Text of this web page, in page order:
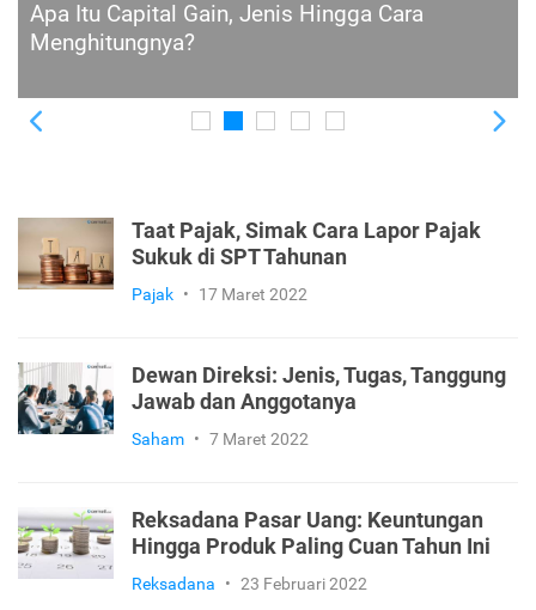
Surat Berharga Negara: Jenis, Keuntungan, dan
Cara Belinya
Taat Pajak, Simak Cara Lapor Pajak
Sukuk di SPT Tahunan
Pajak • 17 Maret 2022
Dewan Direksi: Jenis, Tugas, Tanggung
Jawab dan Anggotanya
Saham • 7 Maret 2022
Reksadana Pasar Uang: Keuntungan
Hingga Produk Paling Cuan Tahun Ini
Reksadana • 23 Februari 2022